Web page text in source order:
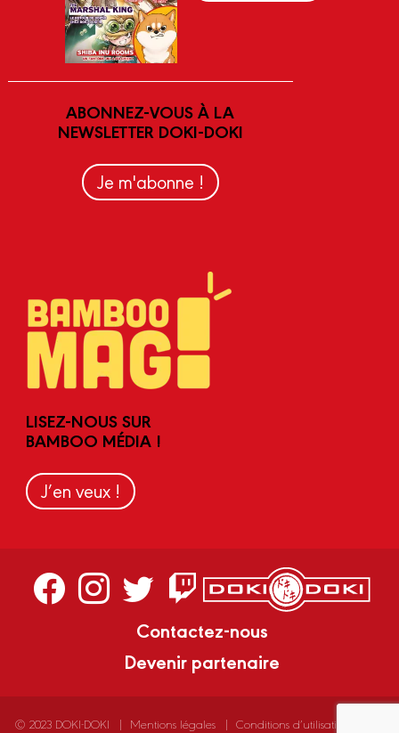
ABONNEZ-VOUS À LA
NEWSLETTER DOKI-DOKI
Je m'abonne !
LISEZ-NOUS SUR
BAMBOO MÉDIA !
J’en veux !
Contactez-nous
Devenir partenaire
© 2023 DOKI-DOKI Mentions légales Conditions d’utilisation